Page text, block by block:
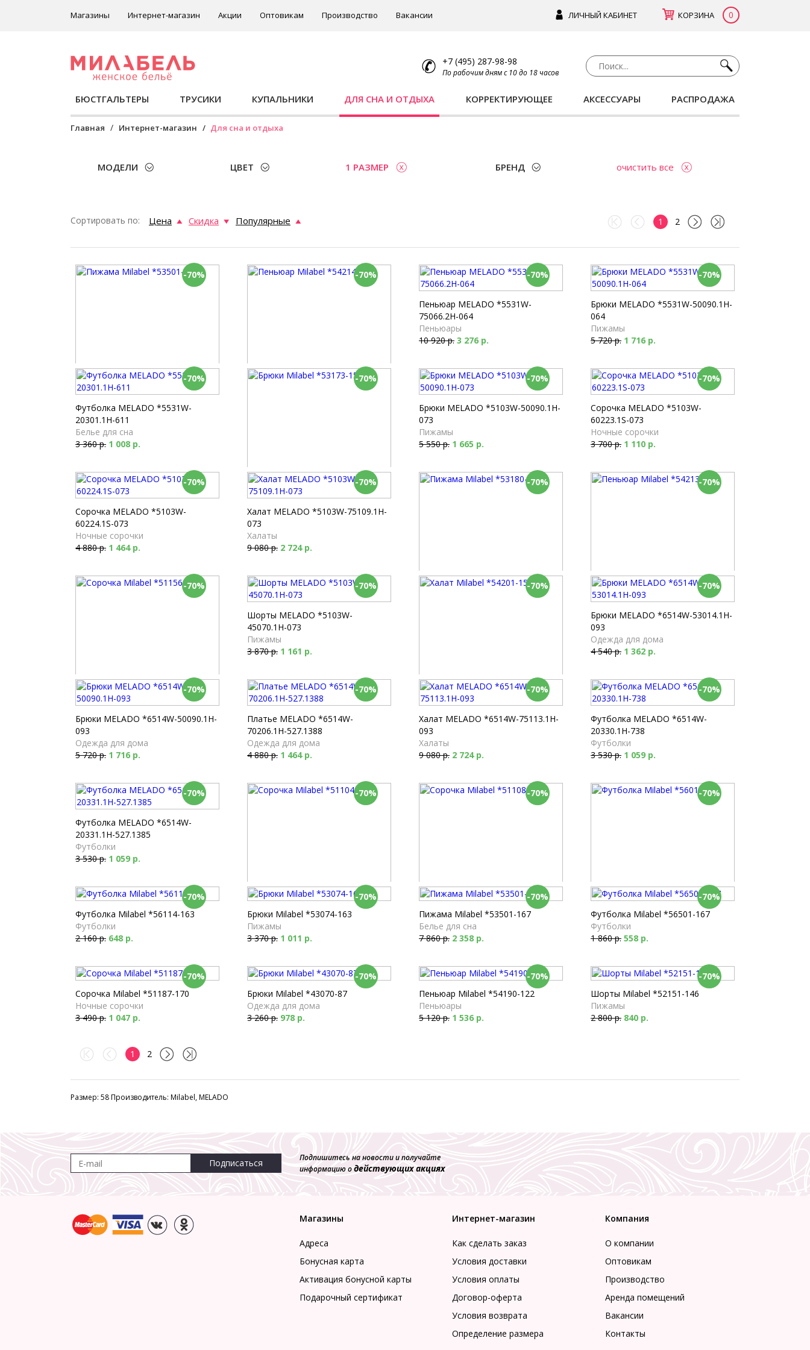
ЛИЧНЫЙ КАБИНЕТ КОРЗИНА 0
Магазины Интернет-магазин Акции Оптовикам Производство Вакансии
+7 (495) 287-98-98
По рабочим дням с 10 до 18 часов
БЮСТГАЛЬТЕРЫ ТРУСИКИ КУПАЛЬНИКИ ДЛЯ СНА И ОТДЫХА КОРРЕКТИРУЮЩЕЕ АКСЕССУАРЫ РАСПРОДАЖА
Главная Интернет-магазин Для сна и отдыха
МОДЕЛИ ЦВЕТ 1 РАЗМЕР БРЕНД очистить все
Сортировать по: Цена Скидка Популярные 1 2
-70%
Пижама Milabel *53501-152
Белье для сна
7 380 р. 2 214 р.
-70%
Пеньюар Milabel *54214-150
-70%
Пеньюар MELADO *5531W-
75066.2H-064
Пеньюары
10 920 р. 3 276 р.
-70%
Брюки MELADO *5531W-50090.1H-
064
Пижамы
5 720 р. 1 716 р.
-70%
Футболка MELADO *5531W-
20301.1H-611
Белье для сна
3 360 р. 1 008 р.
-70%
Брюки Milabel *53173-155
Пижамы
4 390 р. 1 317 р.
-70%
Брюки MELADO *5103W-50090.1H-
073
Пижамы
5 550 р. 1 665 р.
-70%
Сорочка MELADO *5103W-
60223.1S-073
Ночные сорочки
3 700 р. 1 110 р.
-70%
Сорочка MELADO *5103W-
60224.1S-073
Ночные сорочки
4 880 р. 1 464 р.
-70%
Халат MELADO *5103W-75109.1H-
073
Халаты
9 080 р. 2 724 р.
-70%
Пижама Milabel *53180-147
-70%
Пеньюар Milabel *54213-147
Пеньюары
5 190 р. 1 557 р.
-70%
Сорочка Milabel *51156-155
Ночные сорочки
2 680 р. 804 р.
-70%
Шорты MELADO *5103W-
45070.1H-073
Пижамы
3 870 р. 1 161 р.
-70%
Халат Milabel *54201-156
Халаты
5 890 р. 1 767 р.
-70%
Брюки MELADO *6514W-53014.1H-
093
Одежда для дома
4 540 р. 1 362 р.
-70%
Брюки MELADO *6514W-50090.1H-
093
Одежда для дома
5 720 р. 1 716 р.
-70%
Платье MELADO *6514W-
70206.1H-527.1388
Одежда для дома
4 880 р. 1 464 р.
-70%
Халат MELADO *6514W-75113.1H-
093
Халаты
9 080 р. 2 724 р.
-70%
Футболка MELADO *6514W-
20330.1H-738
Футболки
3 530 р. 1 059 р.
-70%
Футболка MELADO *6514W-
20331.1H-527.1385
Футболки
3 530 р. 1 059 р.
-70%
Сорочка Milabel *51104-163
Ночные сорочки
3 230 р. 969 р.
-70%
Сорочка Milabel *51108-163
Ночные сорочки
3 340 р. 1 002 р.
-70%
Футболка Milabel *56011-163
Футболки
2 160 р. 648 р.
-70%
Футболка Milabel *56114-163
Футболки
2 160 р. 648 р.
-70%
Брюки Milabel *53074-163
Пижамы
3 370 р. 1 011 р.
-70%
Пижама Milabel *53501-167
Белье для сна
7 860 р. 2 358 р.
-70%
Футболка Milabel *56501-167
Футболки
1 860 р. 558 р.
-70%
Сорочка Milabel *51187-170
Ночные сорочки
3 490 р. 1 047 р.
-70%
Брюки Milabel *43070-87
Одежда для дома
3 260 р. 978 р.
-70%
Пеньюар Milabel *54190-122
Пеньюары
5 120 р. 1 536 р.
-70%
Шорты Milabel *52151-146
Пижамы
2 800 р. 840 р.
1 2
Размер: 58 Производитель: Milabel, MELADO
Подписаться
Подпишитесь на новости и получайте
информацию одействующих акциях
Магазины
Адреса
Бонусная карта
Активация бонусной карты
Подарочный сертификат
Интернет-магазин
Как сделать заказ
Условия доставки
Условия оплаты
Договор-оферта
Условия возврата
Определение размера
Компания
О компании
Оптовикам
Производство
Аренда помещений
Вакансии
Контакты